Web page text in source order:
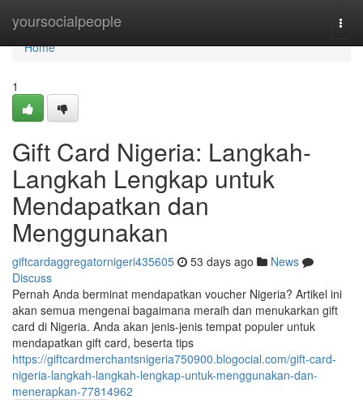
yoursocialpeople
Home
Home
1
Gift Card Nigeria: Langkah-
Langkah Lengkap untuk
Mendapatkan dan
Menggunakan
giftcardaggregatornigeri435605 53 days ago
News
Discuss
Pernah Anda berminat mendapatkan voucher Nigeria? Artikel ini
akan semua mengenai bagaimana meraih dan menukarkan gift
card di Nigeria. Anda akan jenis-jenis tempat populer untuk
mendapatkan gift card, beserta tips
https://giftcardmerchantsnigeria750900.blogocial.com/gift-card-
nigeria-langkah-langkah-lengkap-untuk-menggunakan-dan-
menerapkan-77814962